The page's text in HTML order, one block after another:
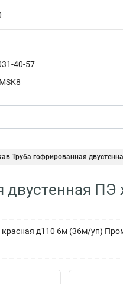
40-57
Труба гофрированная
ПЭ
красная д110 6м (36м/уп)